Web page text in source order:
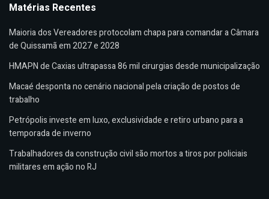
Matérias Recentes
Maioria dos Vereadores protocolam chapa para comandar a Câmara
de Quissamã em 2027 e 2028
HMAPN de Caxias ultrapassa 86 mil cirurgias desde municipalização
Macaé desponta no cenário nacional pela criação de postos de
trabalho
Petrópolis investe em luxo, exclusividade e retiro urbano para a
temporada de inverno
Trabalhadores da construção civil são mortos a tiros por policiais
militares em ação no RJ